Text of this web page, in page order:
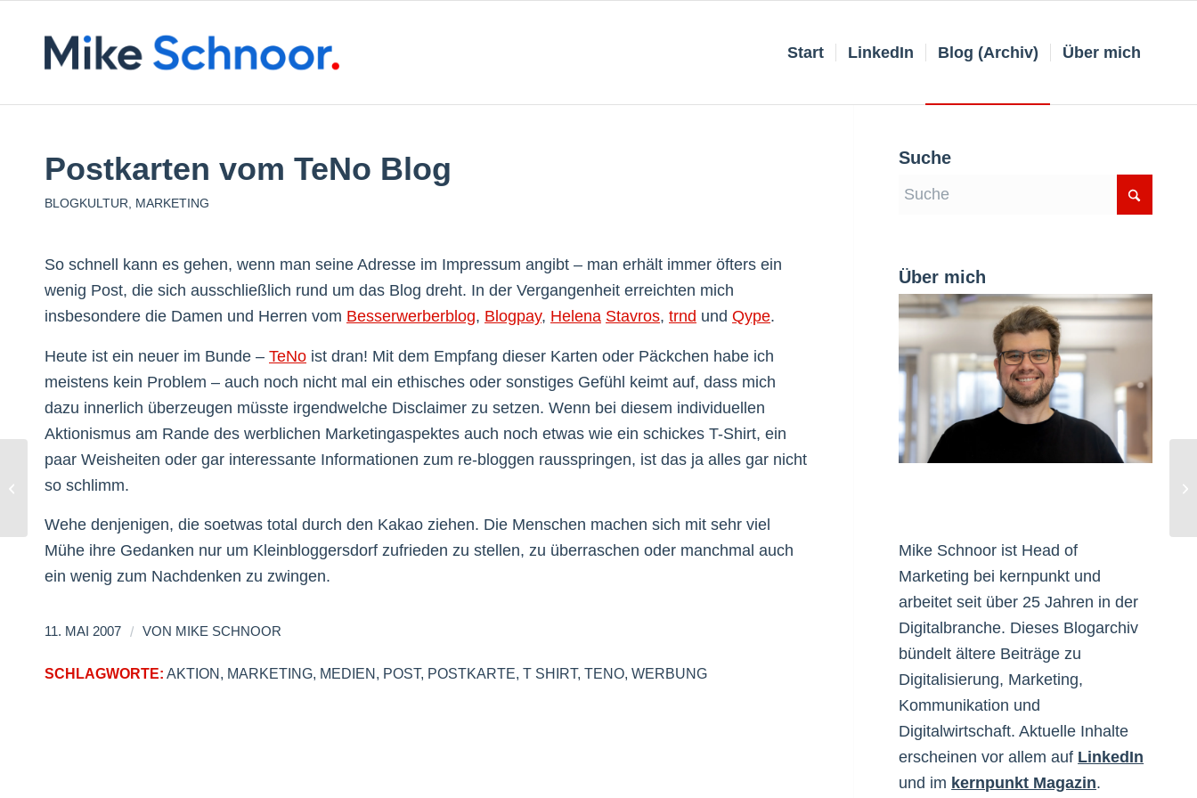
Start LinkedIn Blog (Archiv) Über mich
Postkarten vom TeNo Blog
BLOGKULTUR MARKETING
So schnell kann es gehen, wenn man seine Adresse im Impressum angibt – man erhält immer öfters ein
wenig Post, die sich ausschließlich rund um das Blog dreht. In der Vergangenheit erreichten mich
insbesondere die Damen und Herren vom Besserwerberblog, Blogpay, Helena Stavros, trnd und Qype.
Heute ist ein neuer im Bunde – TeNo ist dran! Mit dem Empfang dieser Karten oder Päckchen habe ich
meistens kein Problem – auch noch nicht mal ein ethisches oder sonstiges Gefühl keimt auf, dass mich
dazu innerlich überzeugen müsste irgendwelche Disclaimer zu setzen. Wenn bei diesem individuellen
Aktionismus am Rande des werblichen Marketingaspektes auch noch etwas wie ein schickes T-Shirt, ein
paar Weisheiten oder gar interessante Informationen zum re-bloggen rausspringen, ist das ja alles gar nicht
so schlimm.
Wehe denjenigen, die soetwas total durch den Kakao ziehen. Die Menschen machen sich mit sehr viel
Mühe ihre Gedanken nur um Kleinbloggersdorf zufrieden zu stellen, zu überraschen oder manchmal auch
ein wenig zum Nachdenken zu zwingen.
11. MAI 2007 / VON MIKE SCHNOOR
SCHLAGWORTE: AKTION, MARKETING, MEDIEN, POST, POSTKARTE, T SHIRT, TENO, WERBUNG
Suche
Über mich
Mike Schnoor ist Head of
Marketing bei kernpunkt und
arbeitet seit über 25 Jahren in der
Digitalbranche. Dieses Blogarchiv
bündelt ältere Beiträge zu
Digitalisierung, Marketing,
Kommunikation und
Digitalwirtschaft. Aktuelle Inhalte
erscheinen vor allem auf LinkedIn
und im kernpunkt Magazin.
BarCamp Cologne Reloaded